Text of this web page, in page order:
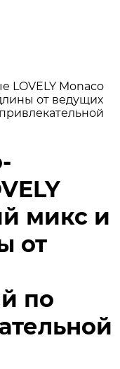
LOVELY Monaco
от ведущих
микс и
от
по